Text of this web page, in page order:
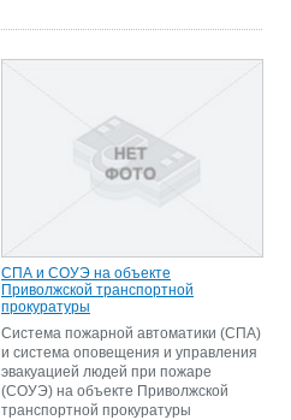
СПА и СОУЭ на объекте
Приволжской транспортной
прокуратуры
Система пожарной автоматики (СПА)
и система оповещения и управления
эвакуацией людей при пожаре
(СОУЭ) на объекте Приволжской
транспортной прокуратуры